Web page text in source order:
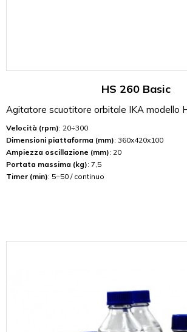
HS 260 Basic
Agitatore scuotitore orbitale IKA modello
Velocità (rpm): 20÷300
Dimensioni piattaforma (mm): 360x420x100
Ampiezza oscillazione (mm): 20
Portata massima (kg): 7,5
Timer (min): 5÷50 / continuo